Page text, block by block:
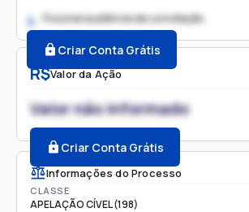
R$Valor da Ação
Valor não informado
Criar Conta Grátis
Informações do Processo
CLASSE
APELAÇÃO CÍVEL (198)
2. Possível audiência de conciliação
Criar Conta Grátis